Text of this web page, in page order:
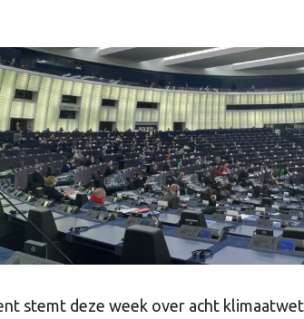
stemt deze week over acht